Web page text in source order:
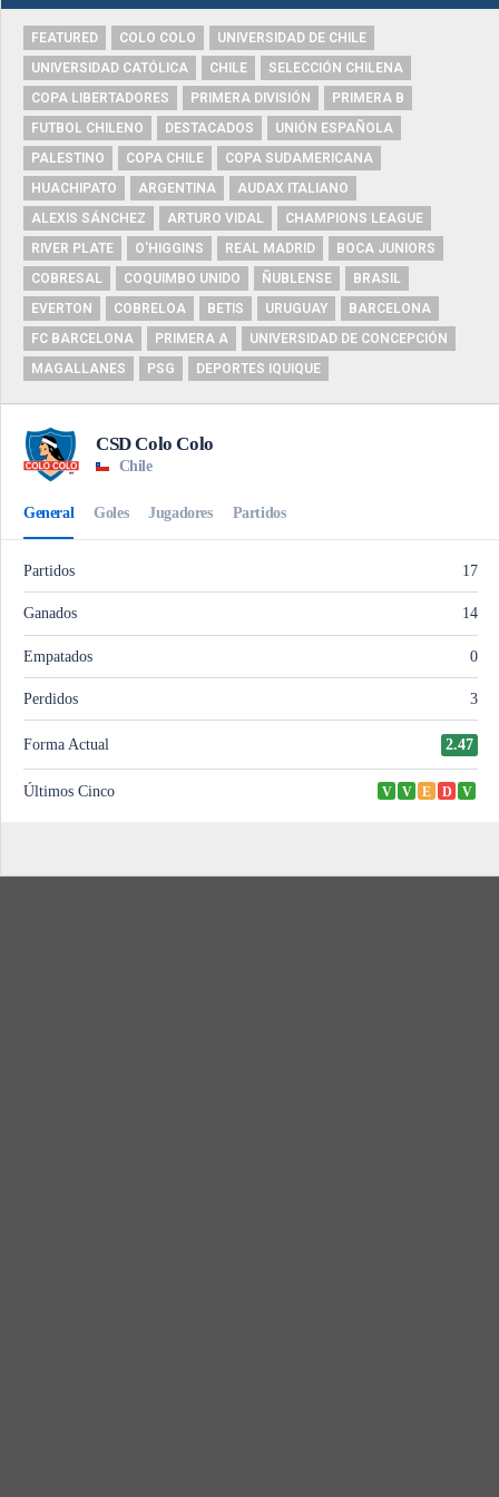
FEATURED COLO COLO
UNIVERSIDAD DE CHILE
UNIVERSIDAD CATÓLICA
CHILE
SELECCIÓN CHILENA
COPA LIBERTADORES
PRIMERA DIVISIÓN
PRIMERA B
FUTBOL CHILENO
DESTACADOS
UNIÓN ESPAÑOLA
PALESTINO
COPA CHILE
COPA SUDAMERICANA
HUACHIPATO
ARGENTINA
AUDAX ITALIANO
ALEXIS SÁNCHEZ
ARTURO VIDAL
CHAMPIONS LEAGUE
RIVER PLATE
O'HIGGINS REAL MADRID
BOCA JUNIORS
COBRESAL
COQUIMBO UNIDO ÑUBLENSE
BRASIL
EVERTON
COBRELOA BETIS URUGUAY
BARCELONA
FC BARCELONA
PRIMERA A
UNIVERSIDAD DE CONCEPCIÓN
MAGALLANES
PSG DEPORTES IQUIQUE